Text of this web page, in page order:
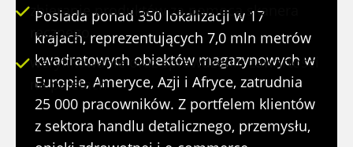
Posiada ponad 350 lokalizacji w 17
krajach, reprezentujących 7,0 mln metrów
kwadratowych obiektów magazynowych w
Europie, Ameryce, Azji i Afryce, zatrudnia
25 000 pracowników. Z portfelem klientów
z sektora handlu detalicznego, przemysłu,
zbieranie produktów za pomocą skanera
ręcznego
weryfikowanie oraz sprawdzenie zawartości
na paletach